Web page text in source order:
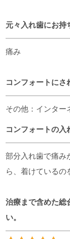
元々入れ歯にお持
痛み
コンフォートにさ
その他：インター
コンフォートの入
部分入れ歯で痛み
ら、着けているの
治療まで含めた総
い。